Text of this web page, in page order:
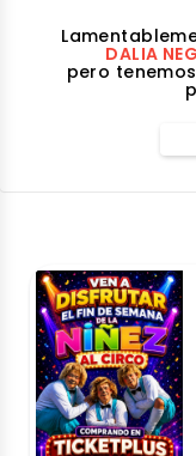
DALIA
pero